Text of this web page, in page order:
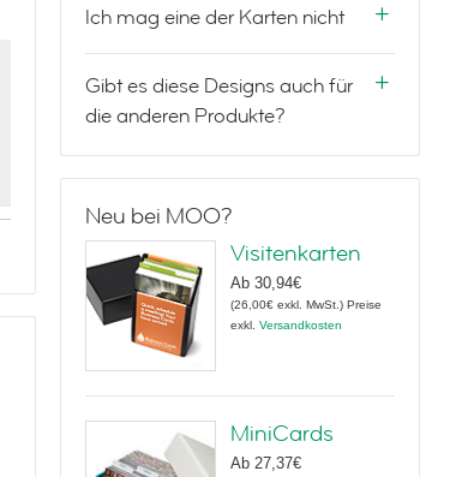
Ich mag eine der Karten nicht
Gibt es diese Designs auch für
die anderen Produkte?
Neu bei MOO?
Visitenkarten
Ab 30,94€
(26,00€ exkl. MwSt. ) Preise
exkl. Versandkosten
MiniCards
Ab 27,37€